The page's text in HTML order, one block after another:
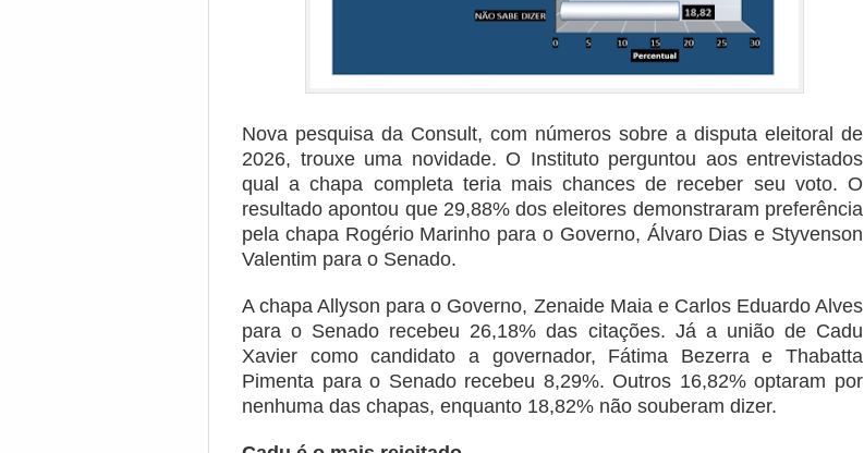
Nova pesquisa da Consult, com números sobre a disputa eleitoral de
2026, trouxe uma novidade. O Instituto perguntou aos entrevistados
qual a chapa completa teria mais chances de receber seu voto. O
resultado apontou que 29,88% dos eleitores demonstraram preferência
pela chapa Rogério Marinho para o Governo, Álvaro Dias e Styvenson
Valentim para o Senado.
A chapa Allyson para o Governo, Zenaide Maia e Carlos Eduardo Alves
para o Senado recebeu 26,18% das citações. Já a união de Cadu
Xavier como candidato a governador, Fátima Bezerra e Thabatta
Pimenta para o Senado recebeu 8,29%. Outros 16,82% optaram por
nenhuma das chapas, enquanto 18,82% não souberam dizer.